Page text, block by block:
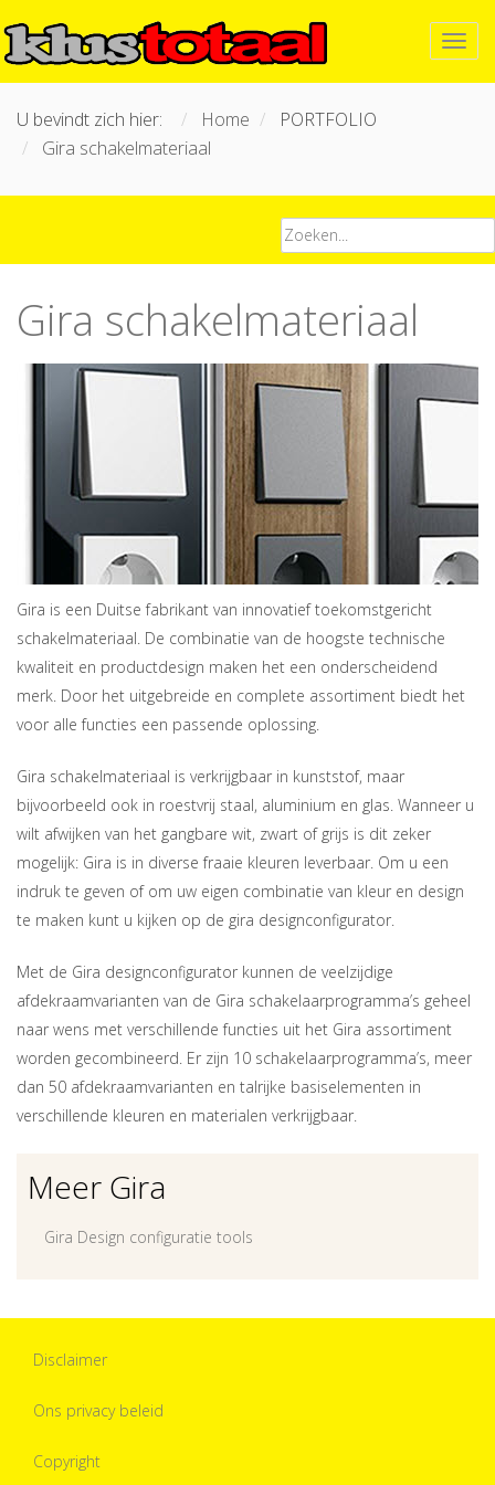
U bevindt zich hier: Home
PORTFOLIO
Gira schakelmateriaal
Gira schakelmateriaal
Gira is een Duitse fabrikant van innovatief toekomstgericht
schakelmateriaal. De combinatie van de hoogste technische
kwaliteit en productdesign maken het een onderscheidend
merk. Door het uitgebreide en complete assortiment biedt het
voor alle functies een passende oplossing.
Gira schakelmateriaal is verkrijgbaar in kunststof, maar
bijvoorbeeld ook in roestvrij staal, aluminium en glas. Wanneer u
wilt afwijken van het gangbare wit, zwart of grijs is dit zeker
mogelijk: Gira is in diverse fraaie kleuren leverbaar. Om u een
indruk te geven of om uw eigen combinatie van kleur en design
te maken kunt u kijken op de gira designconfigurator.
Met de Gira designconfigurator kunnen de veelzijdige
afdekraamvarianten van de Gira schakelaarprogramma’s geheel
naar wens met verschillende functies uit het Gira assortiment
worden gecombineerd. Er zijn 10 schakelaarprogramma’s, meer
dan 50 afdekraamvarianten en talrijke basiselementen in
verschillende kleuren en materialen verkrijgbaar.
Meer Gira
Gira Design configuratie tools
Disclaimer
Ons privacy beleid
Copyright